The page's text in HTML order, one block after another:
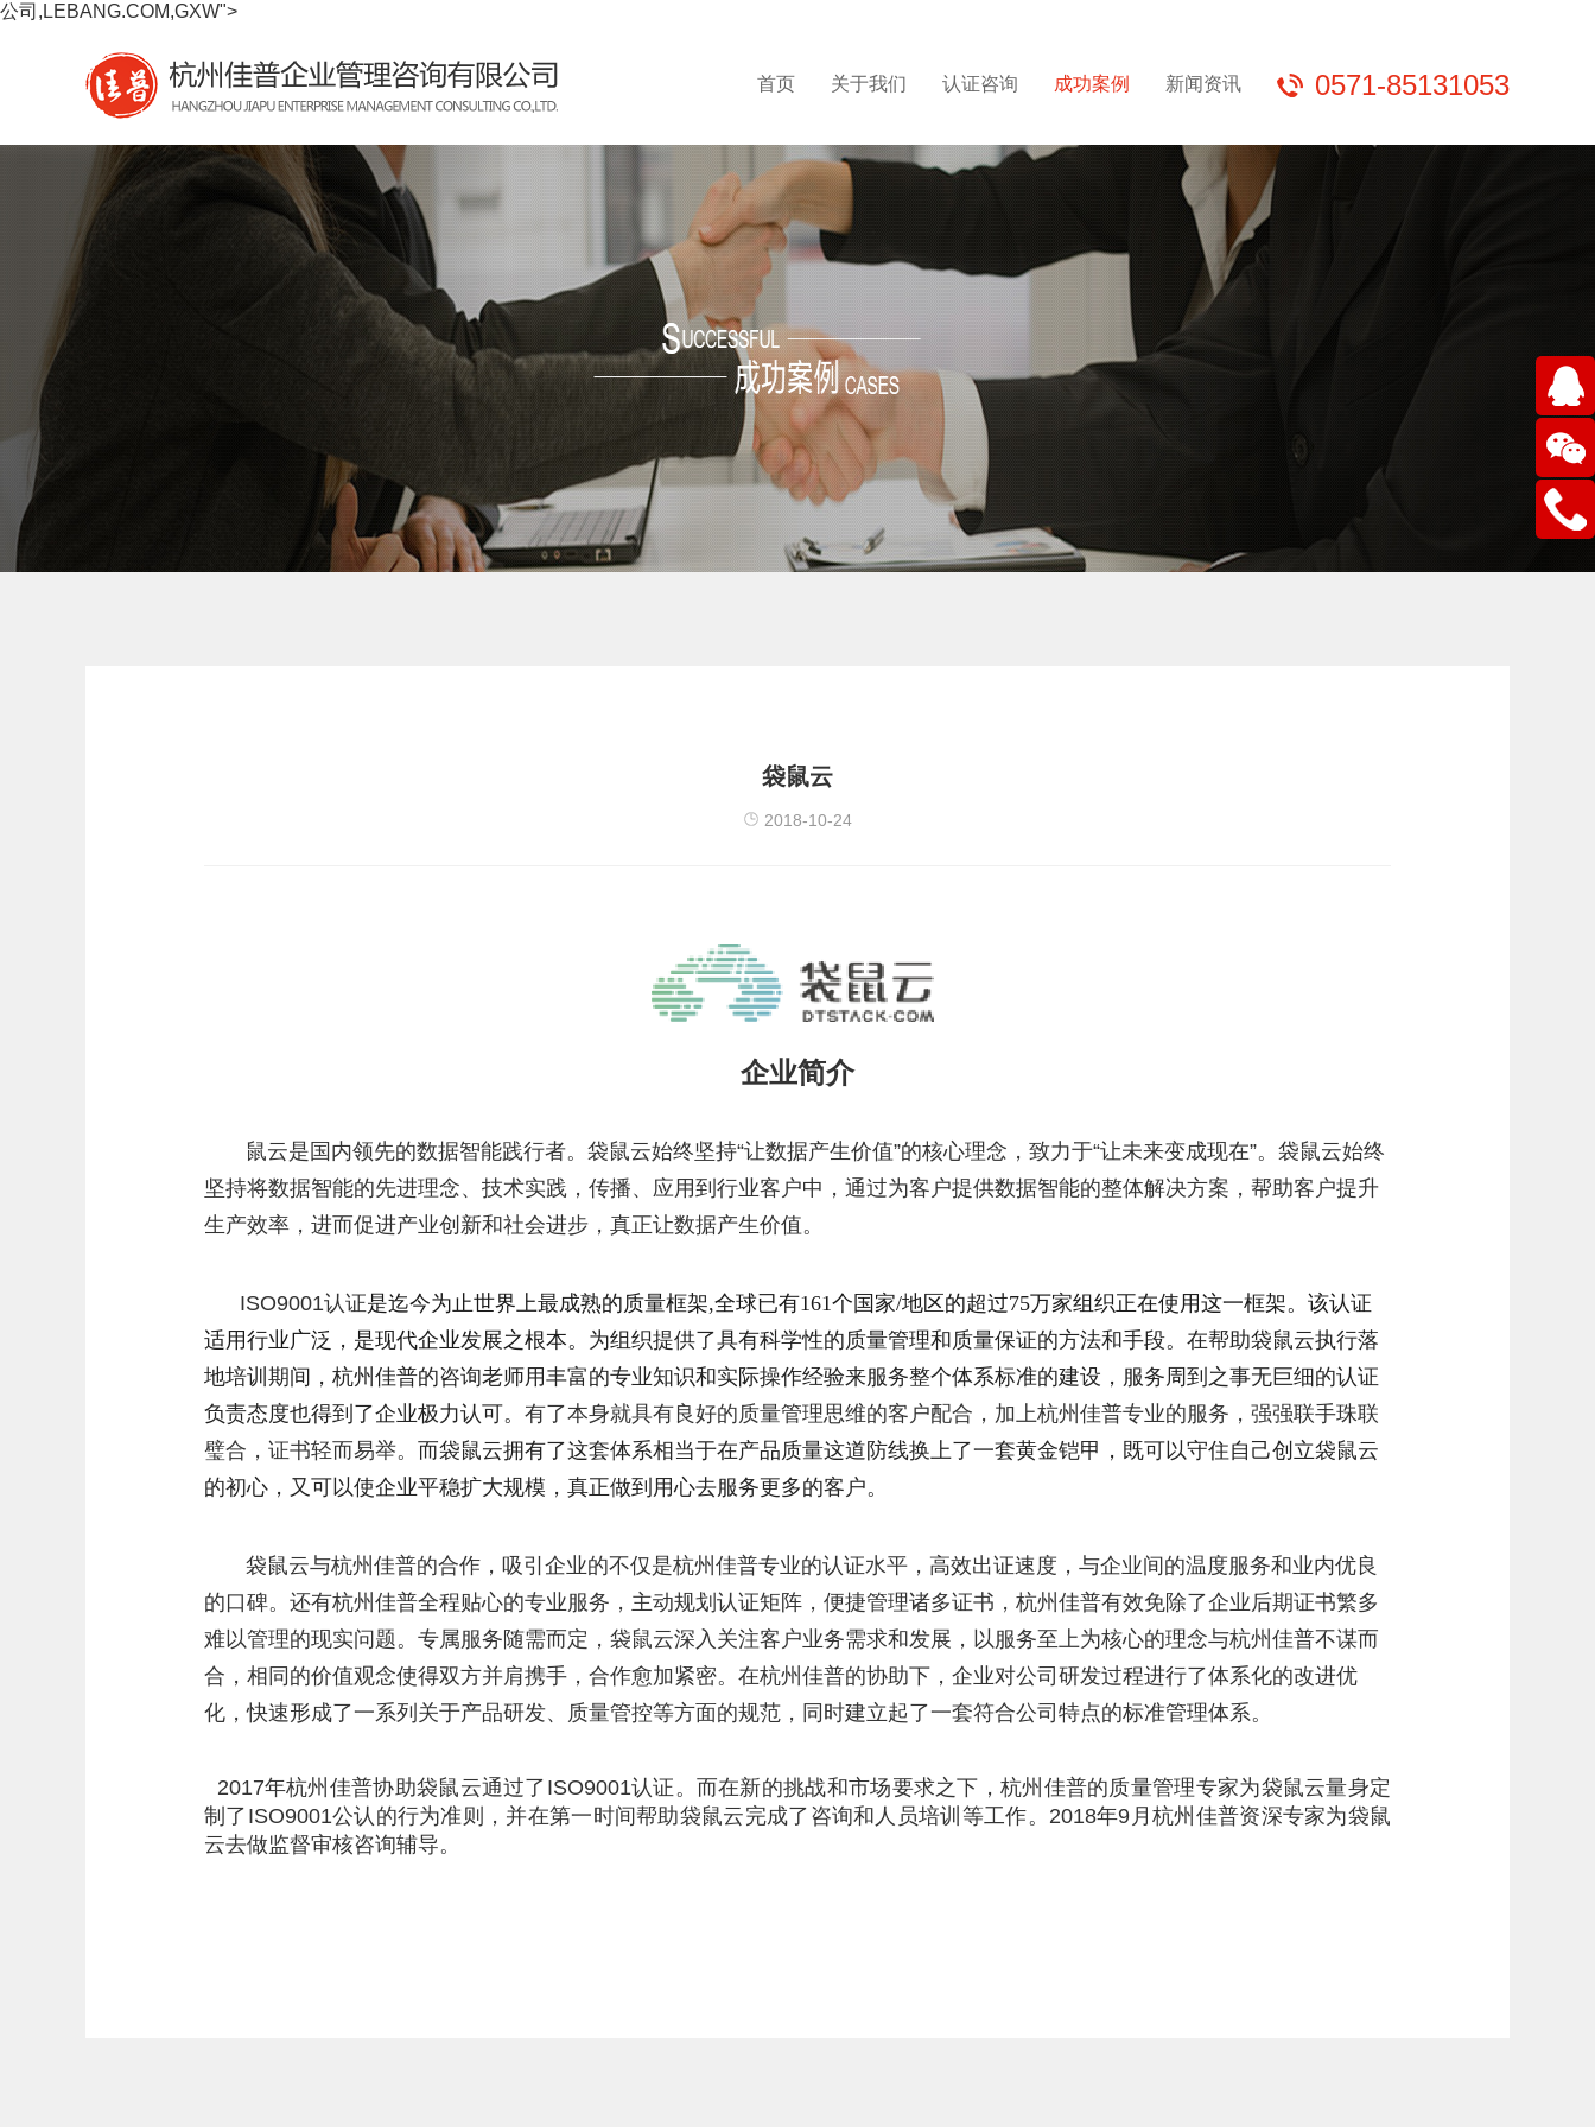
公司,LEBANG.COM,GXW">
0571-85131053
首页 关于我们 认证咨询 成功案例 新闻资讯
袋鼠云
2018-10-24
企业简介
鼠云是国内领先的数据智能践行者。袋鼠云始终坚持“让数据产生价值”的核心理念，致力于“让未来变成现在”。袋鼠云始终
坚持将数据智能的先进理念、技术实践，传播、应用到行业客户中，通过为客户提供数据智能的整体解决方案，帮助客户提升
生产效率，进而促进产业创新和社会进步，真正让数据产生价值。
ISO9001认证是迄今为止世界上最成熟的质量框架,全球已有161个国家/地区的超过75万家组织正在使用这一框架。该认证
适用行业广泛，是现代企业发展之根本。 为组织提供了具有科学性的质量管理和质量保证的方法和手段。 在帮助袋鼠云执行落
地培训期间，杭州佳普的咨询老师用丰富的专业知识和实际操作经验来服务整个体系标准的建设，服务周到之事无巨细的认证
负责态度也得到了企业极力认可。 有了本身就具有良好的质量管理思维的客户配合，加上杭州佳普专业的服务，强强联手珠联
璧合，证书轻而易举。 而袋鼠云拥有了这套体系相当于在产品质量这道防线换上了一套黄金铠甲，既可以守住自己创立袋鼠云
的初心，又可以使企业平稳扩大规模，真正做到用心去服务更多的客户。
袋鼠云与杭州佳普的合作 ，吸引企业的不仅是杭州佳普专业的认证水平，高效出证速度，与企业间的温度服务和业内优良
的口碑。 还有杭州佳普全程贴心的专业服务，主动规划认证矩阵，便捷管理诸多证书，杭州佳普有效免除了企业后期证书繁多
难以管理的现实问题。 专属服务随需而定，袋鼠云深入关注客户业务需求和发展，以服务至上为核心的理念与杭州佳普不谋而
合，相同的价值观念使得双方并肩携手，合作愈加紧密。 在杭州佳普的协助下，企业对公司研发过程进行了体系化的改进优
化，快速形成了一系列关于产品研发、质量管控等方面的规范，同时建立起了一套符合公司特点的标准管理体系。
2017年杭州佳普协助袋鼠云通过了ISO9001认证。 而在新的挑战和市场要求之下，杭州佳普的质量管理专家为袋鼠云量身定
制了 ISO9001公认的行为准则，并在第一时间帮助袋鼠云完成了咨询和人员培训等工作。 2018年9月杭州佳普资深专家为袋鼠
云去做监督审核咨询辅导。